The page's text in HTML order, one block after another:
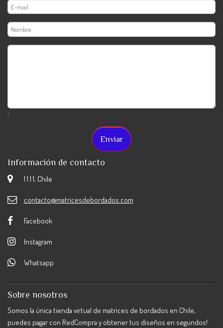
;
Información de contacto
1 1 1 1, Chile
contacto@matricesdebordados.com
Facebook
Instagram
Whatsapp
Sobre nosotros
Somos la única tienda virtual de matrices de bordados en Chile,
puedes pagar con RedCompra y obtener tus diseños en segundos!